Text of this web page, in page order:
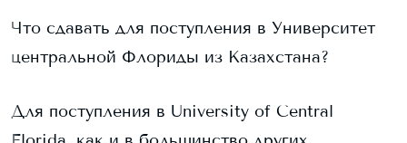
Что сдавать для поступления в Университет
центральной Флориды из Казахстана?
Для поступления в University of Central